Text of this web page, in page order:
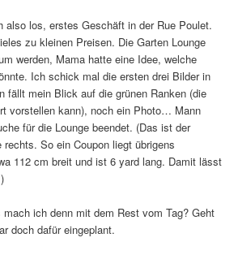
also los, erstes Geschäft in der Rue Poulet.
zu kleinen Preisen. Die Garten Lounge
werden, Mama hatte eine Idee, welche
Ich schick mal die ersten drei Bilder in
fällt mein Blick auf die grünen Ranken (die
vorstellen kann), noch ein Photo… Mann
für die Lounge beendet. (Das ist der
rechts. So ein Coupon liegt übrigens
112 cm breit und ist 6 yard lang. Damit lässt
ich denn mit dem Rest vom Tag? Geht
doch dafür eingeplant.